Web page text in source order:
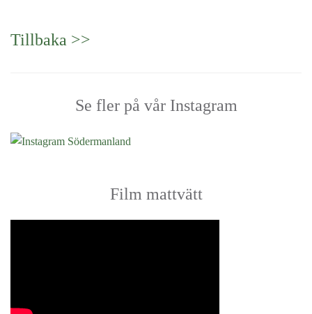
Tillbaka >>
Se fler på vår Instagram
Film mattvätt